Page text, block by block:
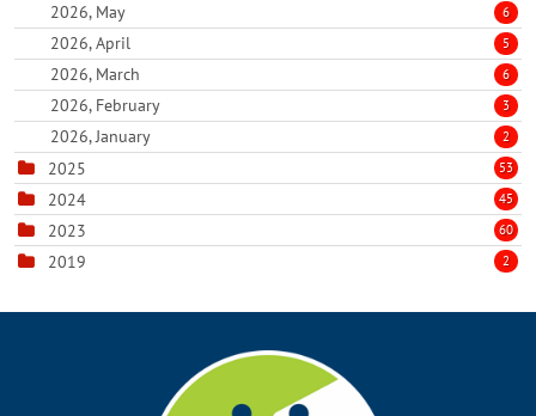
2026, May 6
2026, April 5
2026, March 6
2026, February 3
2026, January 2
2025 53
2024 45
2023 60
2019 2